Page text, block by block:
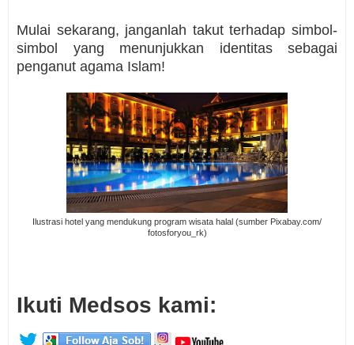
Mulai sekarang, janganlah takut terhadap simbol-
simbol yang menunjukkan identitas sebagai
penganut agama Islam!
Ilustrasi hotel yang mendukung program wisata halal (sumber Pixabay.com/
fotosforyou_rk)
Ikuti Medsos kami: